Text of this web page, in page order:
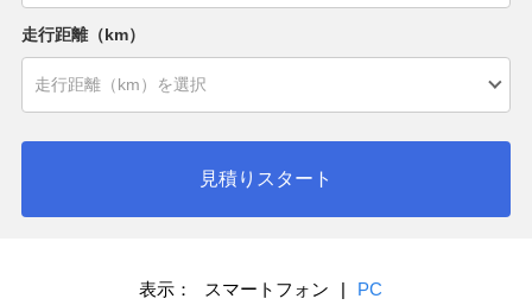
走行距離（km）
見積りスタート
表示： スマートフォン | PC